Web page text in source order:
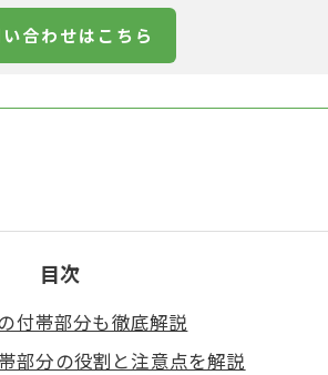
合わせはこちら
目次
付帯部分も徹底解説
部分の役割と注意点を解説